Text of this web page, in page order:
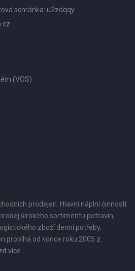
schránka: u2zdqqy
(VOS)
prodejen. Hlavní náplní činnosti
širokého sortimentu potravin,
zboží denní potřeby.
probíhá od konce roku 2005 z
více